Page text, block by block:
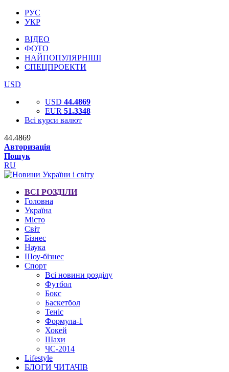
РУС
УКР
ВІДЕО
ФОТО
НАЙПОПУЛЯРНІШІ
СПЕЦПРОЕКТИ
USD
USD 44.4869
EUR 51.3348
Всі курси валют
44.4869
Авторизація
Пошук
RU
ВСІ РОЗДІЛИ
Головна
Україна
Місто
Світ
Бізнес
Наука
Шоу-бізнес
Спорт
Всі новини розділу
Футбол
Бокс
Баскетбол
Теніс
Формула-1
Хокей
Шахи
ЧС-2014
Lifestyle
БЛОГИ ЧИТАЧІВ